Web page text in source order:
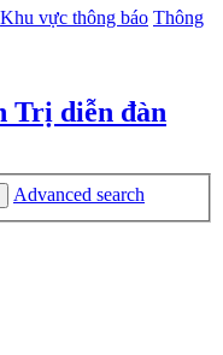
Khu vực thông báo Thông
Trị diễn đàn
Advanced search